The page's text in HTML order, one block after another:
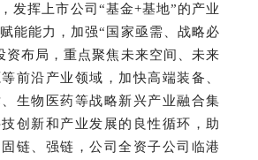
发挥上市公司“基金+基地”的产业
能能力，加强“国家亟需、战略必
资布局，重点聚焦未来空间、未来
前沿产业领域，加快高端装备、
生物医药等战略新兴产业融合集
创新和产业发展的良性循环，助
链、强链，公司全资子公司临港